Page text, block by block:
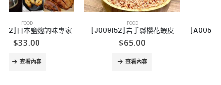
[J009152]岩手縣櫻花蝦皮 [A005291]澳洲MEHDI’S 有機喜馬拉雅山粉紅鹽